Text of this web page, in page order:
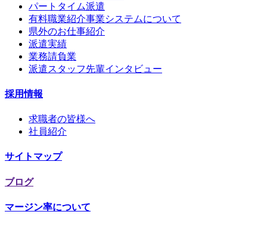
パートタイム派遣
有料職業紹介事業システムについて
県外のお仕事紹介
派遣実績
業務請負業
派遣スタッフ先輩インタビュー
採用情報
求職者の皆様へ
社員紹介
サイトマップ
ブログ
マージン率について